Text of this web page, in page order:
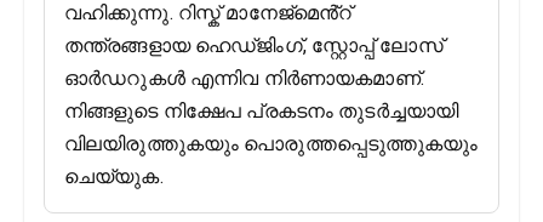
വഹിക്കുന്നു. റിസ്ക് മാനേജ്മെൻ്റ്
തന്ത്രങ്ങളായ ഹെഡ്ജിംഗ്, സ്റ്റോപ്പ് ലോസ്
ഓർഡറുകൾ എന്നിവ നിർണായകമാണ്.
നിങ്ങളുടെ നിക്ഷേപ പ്രകടനം തുടർച്ചയായി
വിലയിരുത്തുകയും പൊരുത്തപ്പെടുത്തുകയും
ചെയ്യുക.